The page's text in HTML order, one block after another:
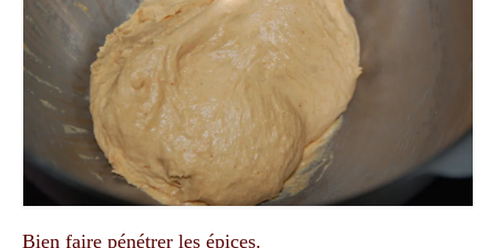
Bien faire pénétrer les épices.